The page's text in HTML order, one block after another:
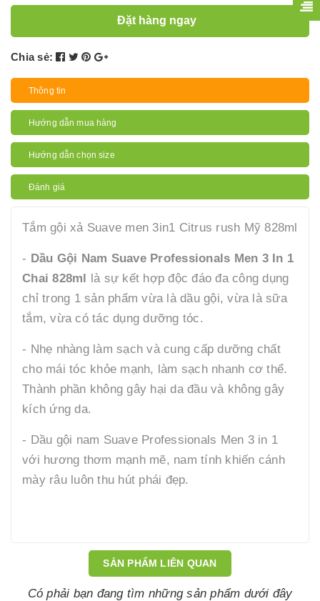
Đặt hàng ngay
Chia sẻ:
Thông tin
Hướng dẫn mua hàng
Hướng dẫn chọn size
Đánh giá
Tắm gội xả Suave men 3in1 Citrus rush Mỹ 828ml
- Dầu Gội Nam Suave Professionals Men 3 In 1
Chai 828ml là sự kết hợp độc đáo đa công dụng
chỉ trong 1 sản phẩm vừa là dầu gội, vừa là sữa
tắm, vừa có tác dụng dưỡng tóc.
- Nhẹ nhàng làm sạch và cung cấp dưỡng chất
cho mái tóc khỏe mạnh, làm sạch nhanh cơ thể.
Thành phần không gây hại da đầu và không gây
kích ứng da.
- Dầu gội nam Suave Professionals Men 3 in 1
với hương thơm mạnh mẽ, nam tính khiến cánh
mày râu luôn thu hút phái đẹp.​
SẢN PHẨM LIÊN QUAN
Có phải bạn đang tìm những sản phẩm dưới đây